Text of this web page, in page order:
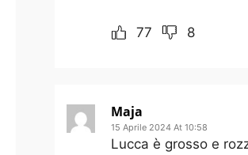
77 8
Maja
15 Aprile 2024 At 10:58
Lucca è grosso e